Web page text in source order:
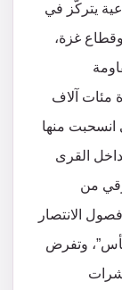
يتركّز في
غزة،
مئات آلاف
انسحبت منها
القرى
من
الانتصار
وتفرض